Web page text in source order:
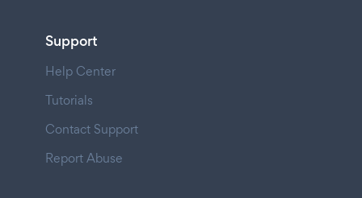
Support
Help Center
Tutorials
Contact Support
Report Abuse